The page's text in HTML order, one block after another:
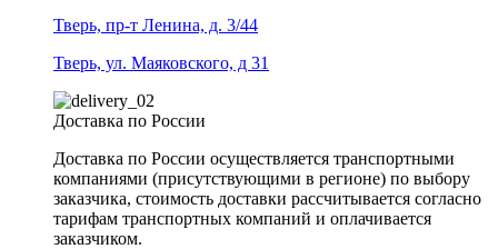
Тверь, пр-т Ленина, д. 3/44
Тверь, ул. Маяковского, д 31
Доставка по России
Доставка по России осуществляется транспортными
компаниями (присутствующими в регионе) по выбору
заказчика, стоимость доставки рассчитывается согласно
тарифам транспортных компаний и оплачивается
заказчиком.